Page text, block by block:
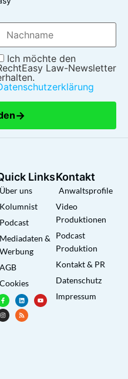
Ich möchte den
Law-Newsletter
→
Links
Über uns
Kolumnist
Podcast
Mediadaten &
Werbung
AGB
Cookies
Kontakt
Anwaltsprofile
Video
Produktionen
Podcast
Produktion
Kontakt & PR
Datenschutz
Impressum